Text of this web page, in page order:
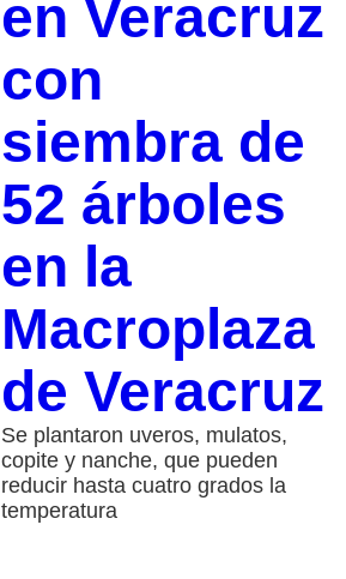
en Veracruz
con
siembra de
52 árboles
en la
Macroplaza
de Veracruz
Se plantaron uveros, mulatos,
copite y nanche, que pueden
reducir hasta cuatro grados la
temperatura